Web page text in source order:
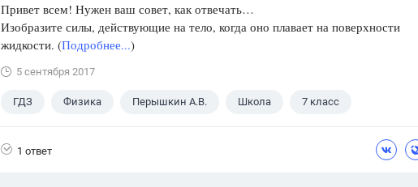
Привет всем! Нужен ваш совет, как отвечать…
Изобразите силы, действующие на тело, когда оно плавает на поверхности
жидкости. (Подробнее...)
5 сентября 2017
ГДЗ Физика Перышкин А.В. Школа 7 класс
1 ответ